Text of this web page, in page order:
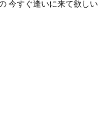
今すぐ逢いに来て欲しい